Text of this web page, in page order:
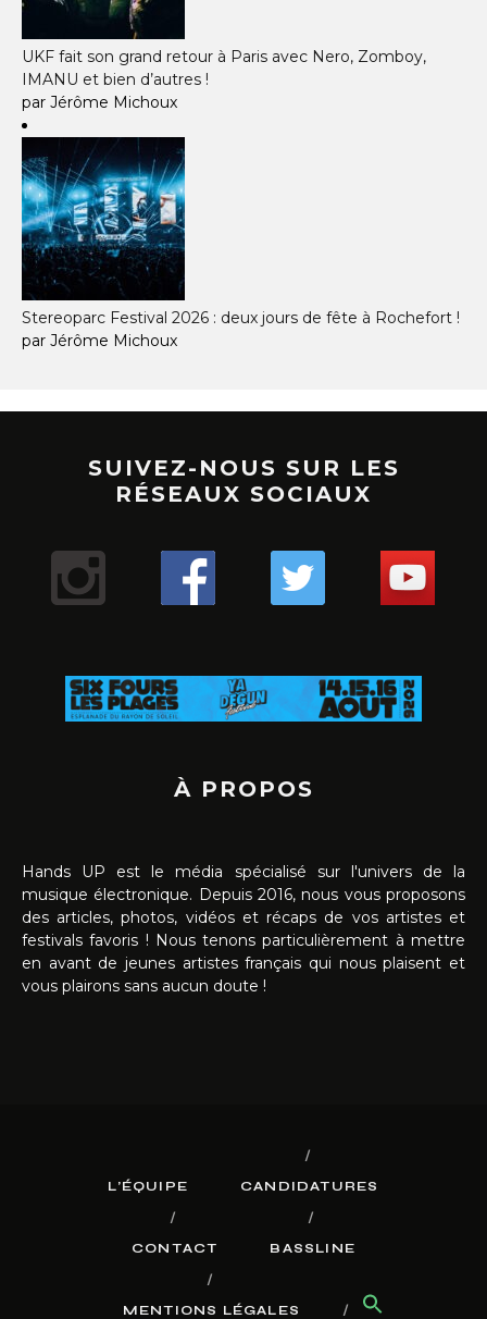
UKF fait son grand retour à Paris avec Nero, Zomboy,
IMANU et bien d’autres !
par Jérôme Michoux
Stereoparc Festival 2026 : deux jours de fête à Rochefort !
par Jérôme Michoux
SUIVEZ-NOUS SUR LES
RÉSEAUX SOCIAUX
À PROPOS
Hands UP est le média spécialisé sur l'univers de la
musique électronique. Depuis 2016, nous vous proposons
des articles, photos, vidéos et récaps de vos artistes et
festivals favoris ! Nous tenons particulièrement à mettre
en avant de jeunes artistes français qui nous plaisent et
vous plairons sans aucun doute !
L’ÉQUIPE CANDIDATURES
CONTACT BASSLINE
MENTIONS LÉGALES